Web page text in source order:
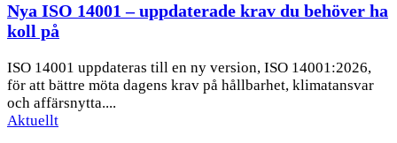
Nya ISO 14001 – uppdaterade krav du behöver ha
koll på
ISO 14001 uppdateras till en ny version, ISO 14001:2026,
för att bättre möta dagens krav på hållbarhet, klimatansvar
och affärsnytta....
Aktuellt